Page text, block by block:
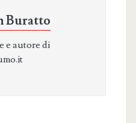
Buratto
e autore di